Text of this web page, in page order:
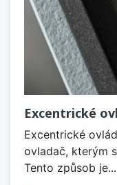
Excentrické
Excentrické
ovladač, kterým
Tento způsob je...